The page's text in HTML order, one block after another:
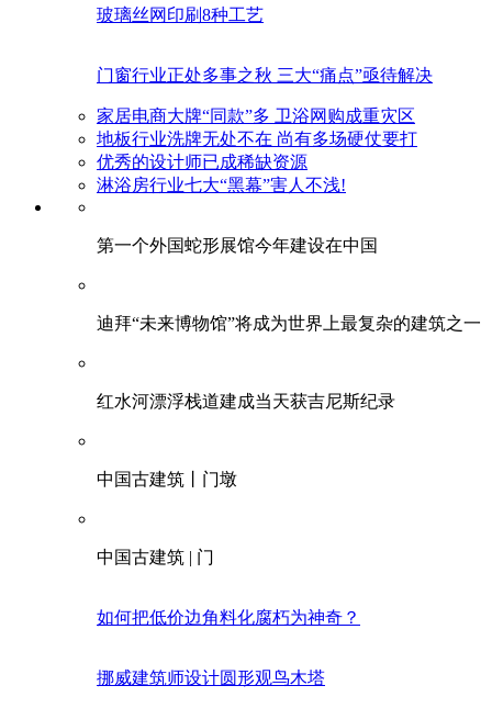
玻璃丝网印刷8种工艺
门窗行业正处多事之秋 三大“痛点”亟待解决
家居电商大牌“同款”多 卫浴网购成重灾区
地板行业洗牌无处不在 尚有多场硬仗要打
优秀的设计师已成稀缺资源
淋浴房行业七大“黑幕”害人不浅!
第一个外国蛇形展馆今年建设在中国
迪拜“未来博物馆”将成为世界上最复杂的建筑之一
红水河漂浮栈道建成当天获吉尼斯纪录
中国古建筑丨门墩
中国古建筑 | 门
如何把低价边角料化腐朽为神奇？
挪威建筑师设计圆形观鸟木塔